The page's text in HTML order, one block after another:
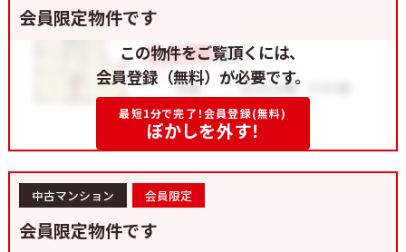
会員限定物件です
この物件をご覧頂くには、
会員登録（無料）が必要です。
最短1分で完了！会員登録(無料)
ぼかしを外す！
中古マンション 会員限定
会員限定物件です